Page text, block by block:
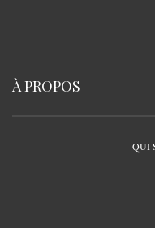
À PROPOS
QUI